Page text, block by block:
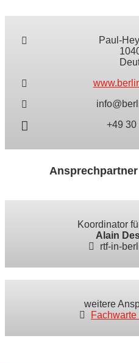
Paul-
+49 30
Koordinator
Alain
rtf-in-
weitere